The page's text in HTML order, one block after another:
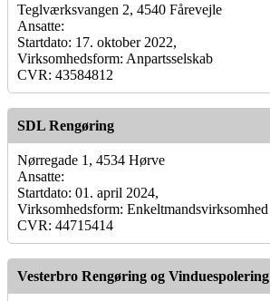
Teglværksvangen 2, 4540 Fårevejle
Ansatte:
Startdato: 17. oktober 2022,
Virksomhedsform: Anpartsselskab
CVR: 43584812
SDL Rengøring
Nørregade 1, 4534 Hørve
Ansatte:
Startdato: 01. april 2024,
Virksomhedsform: Enkeltmandsvirksomhed
CVR: 44715414
Vesterbro Rengøring og Vinduespolering